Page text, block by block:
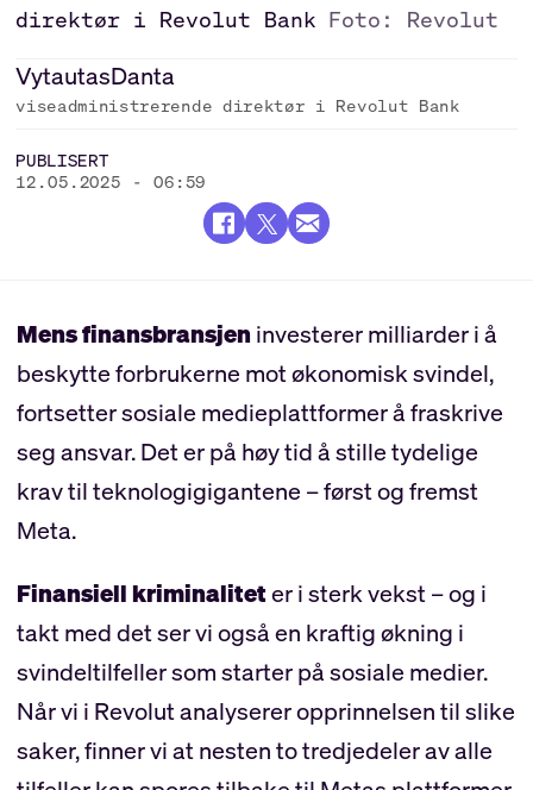
direktør i Revolut Bank Foto: Revolut
VytautasDanta
viseadministrerende direktør i Revolut Bank
PUBLISERT
12.05.2025 - 06:59
Mens finansbransjeninvesterer milliarder i å
beskytte forbrukerne mot økonomisk svindel,
fortsetter sosiale medieplattformer å fraskrive
seg ansvar. Det er på høy tid å stille tydelige
krav til teknologigigantene – først og fremst
Meta.
Finansiell kriminaliteter i sterk vekst – og i
takt med det ser vi også en kraftig økning i
svindeltilfeller som starter på sosiale medier.
Når vi i Revolut analyserer opprinnelsen til slike
saker, finner vi at nesten to tredjedeler av alle